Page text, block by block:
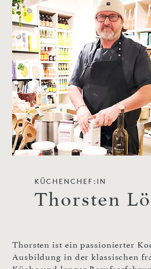
KÜCHENCHEF:IN
Thorsten
Thorsten ist ein passionierter
Ausbildung in der klassischen